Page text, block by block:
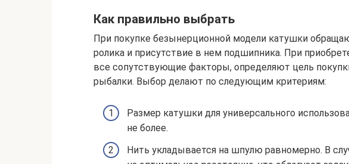
Как правильно выбрать
При покупке безынерционной модели катушки
ролика и присутствие в нем подшипника. При
все сопутствующие факторы, определяют цель
рыбалки. Выбор делают по следующим критериям:
Размер катушки для универсального
не более.
Нить укладывается на шпулю равномерно. В